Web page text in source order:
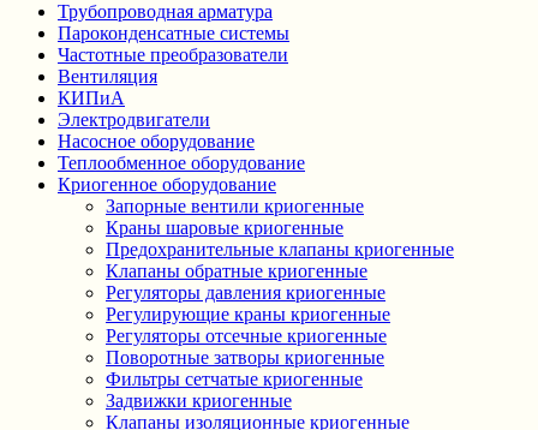
Трубопроводная арматура
Пароконденсатные системы
Частотные преобразователи
Вентиляция
КИПиА
Электродвигатели
Насосное оборудование
Теплообменное оборудование
Криогенное оборудование
Запорные вентили криогенные
Краны шаровые криогенные
Предохранительные клапаны криогенные
Клапаны обратные криогенные
Регуляторы давления криогенные
Регулирующие краны криогенные
Регуляторы отсечные криогенные
Поворотные затворы криогенные
Фильтры сетчатые криогенные
Задвижки криогенные
Клапаны изоляционные криогенные